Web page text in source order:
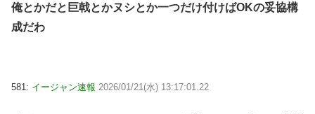
俺とかだと巨戟とかヌシとか一つだけ付けばOKの妥協構
成だわ
581: イージャン速報 2026/01/21(水) 13:17:01.22